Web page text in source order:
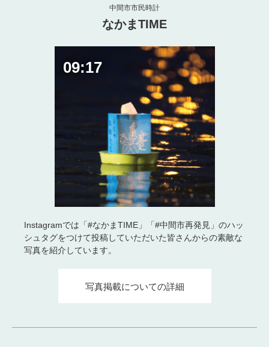
中間市市民時計
なかまTIME
09:17
Instagramでは「#なかまTIME」「#中間市再発見」のハッ
シュタグをつけて投稿していただいた皆さんからの素敵な
写真を紹介しています。
写真掲載についての詳細